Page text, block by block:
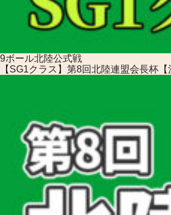
9ボール北陸公式戦
【SG1クラス】第8回北陸連盟会長杯【